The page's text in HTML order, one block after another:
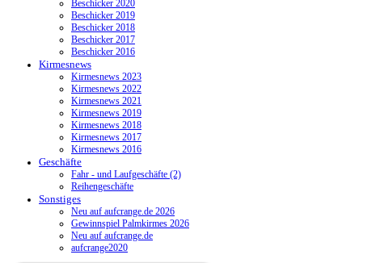
Beschicker 2020
Beschicker 2019
Beschicker 2018
Beschicker 2017
Beschicker 2016
Kirmesnews
Kirmesnews 2023
Kirmesnews 2022
Kirmesnews 2021
Kirmesnews 2019
Kirmesnews 2018
Kirmesnews 2017
Kirmesnews 2016
Geschäfte
Fahr - und Laufgeschäfte (2)
Reihengeschäfte
Sonstiges
Neu auf aufcrange.de 2026
Gewinnspiel Palmkirmes 2026
Neu auf aufcrange.de
aufcrange2020